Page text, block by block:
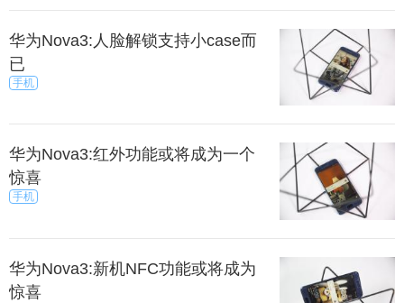
华为Nova3:人脸解锁支持小case而
已
手机
华为Nova3:红外功能或将成为一个
惊喜
手机
华为Nova3:新机NFC功能或将成为
惊喜